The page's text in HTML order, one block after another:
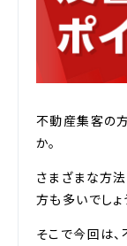
不動産集客の
か。
さまざまな方
方も多いでしょ
そこで今回は